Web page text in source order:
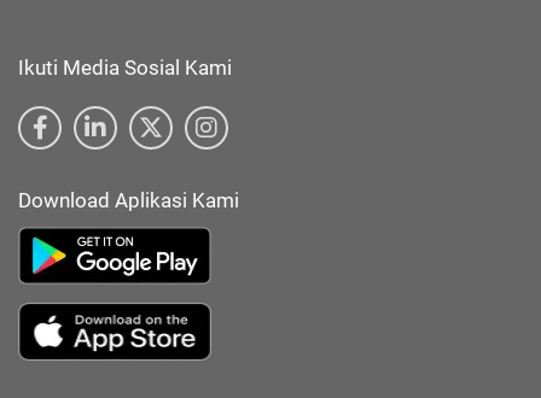
Ikuti Media Sosial Kami
Download Aplikasi Kami